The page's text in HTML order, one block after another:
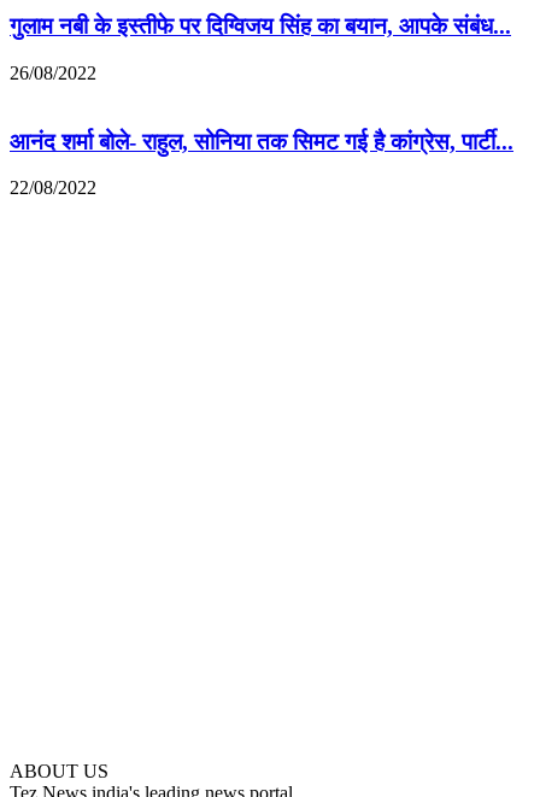
गुलाम नबी के इस्तीफे पर दिग्विजय सिंह का बयान, आपके संबंध...
26/08/2022
आनंद शर्मा बोले- राहुल, सोनिया तक सिमट गई है कांग्रेस, पार्टी...
22/08/2022
ABOUT US